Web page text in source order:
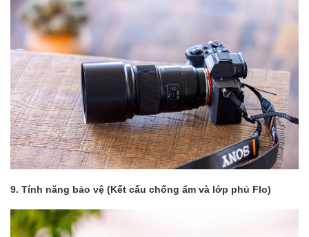
9. Tính năng bảo vệ (Kết cấu chống ẩm và lớp phủ Flo)